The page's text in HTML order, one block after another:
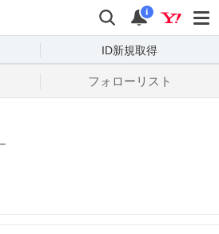
検索
通知
i
ID新規取得
フォローリスト